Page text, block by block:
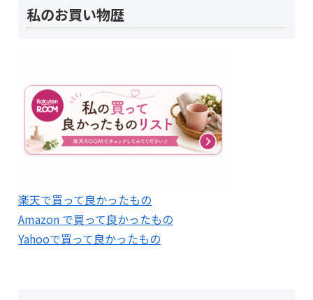
私のお買い物歴
楽天で買って良かったもの
Amazon で買って良かったもの
Yahooで買って良かったもの